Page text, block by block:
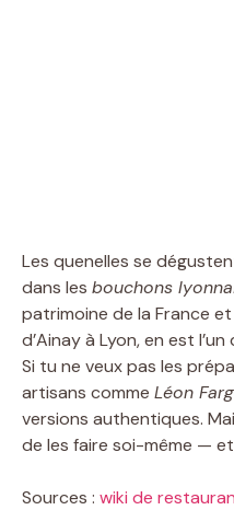
Les quenelles se
dans les bouchons
patrimoine de la France
d’Ainay à Lyon, en est
Si tu ne veux pas les
artisans comme Léon
versions authentiques.
de les faire soi-même —
Sources : wiki de